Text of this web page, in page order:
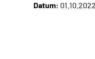
Datum: 01.10.2022